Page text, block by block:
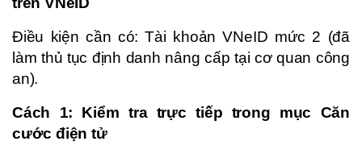
Điều kiện cần có: Tài khoản VNeID mức 2 (đã
làm thủ tục định danh nâng cấp tại cơ quan công
an).
Cách 1: Kiểm tra trực tiếp trong mục Căn
cước điện tử